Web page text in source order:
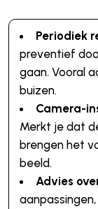
Periodiek
preventief
gaan. Vooral
buizen.
Camera-
Merkt je dat
brengen het
beeld.
Advies